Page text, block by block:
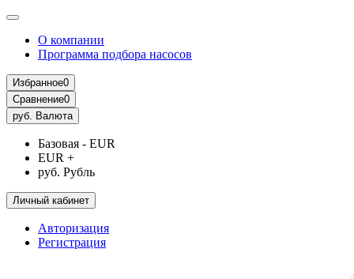
О компании
Программа подбора насосов
Избранное0
Сравнение0
руб. Валюта
Базовая - EUR
EUR +
руб. Рубль
Личный кабинет
Авторизация
Регистрация